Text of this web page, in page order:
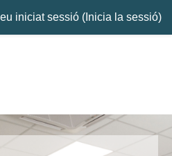
iniciat sessió ( Inicia la sessió)